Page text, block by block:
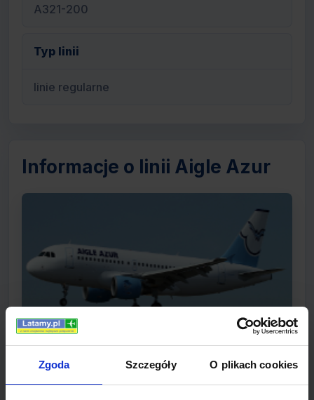
Zgoda Szczegóły O plikach cookies
A321-200
Typ linii
linie regularne
Informacje o linii Aigle Azur
Société Aigle Azur Transports Aériens to linia